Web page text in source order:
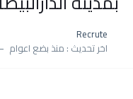
Recrute
اخر تحديث : منذ بضع اعوام